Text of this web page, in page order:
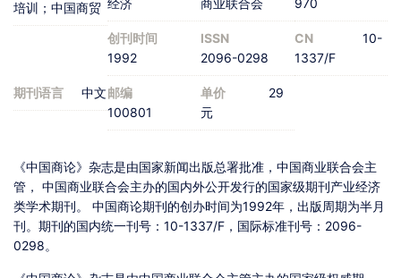
培训；中国商贸
创刊时间
1992
ISSN
2096-0298
CN
10-
1337/F
期刊语言 中文邮编
100801
单价
29
元
《中国商论》杂志是由国家新闻出版总署批准，中国商业联合会主
管， 中国商业联合会主办的国内外公开发行的国家级期刊产业经济
类学术期刊。 中国商论期刊的创办时间为1992年，出版周期为半月
刊。期刊的国内统一刊号：10-1337/F，国际标准刊号：2096-
0298。